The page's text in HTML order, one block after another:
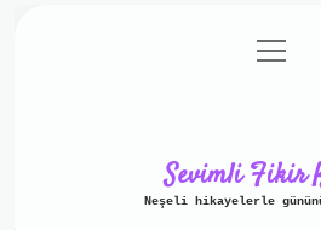
Gizlilik
menüyü
aç
Sevimli Fikir
Neşeli hikayelerle